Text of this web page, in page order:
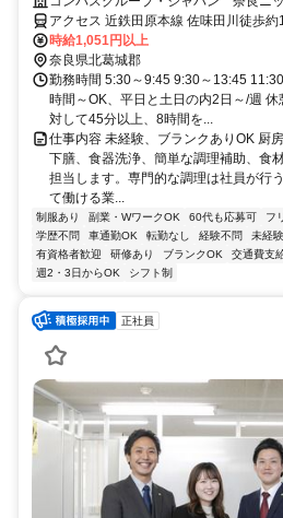
アクセス 近鉄田原本線 佐味田川徒歩
歩約17分、近鉄田原本線 池部徒歩約20
目」バス停徒歩約3分
時給1,051円以上
奈良県北葛城郡
勤務時間 5:30～9:45 9:30～13:45
時間～OK、平日と土日の内2日～/週
対して45分以上、8時間を...
仕事内容 未経験、ブランクありOK 厨
下膳、食器洗浄、簡単な調理補助、食
担当します。専門的な調理は社員が行
て働ける業...
制服あり 副業・WワークOK 60代も応募可 フ
学歴不問
車通勤OK 転勤なし 経験不問 未経
有資格者歓迎
研修あり ブランクOK 交通費支
週2・3日からOK
シフト制
正社員